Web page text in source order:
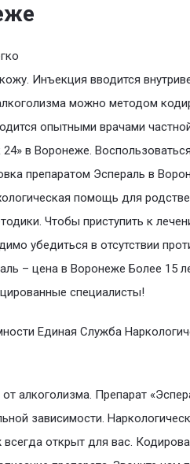
Инъекция вводится
можно методом
опытными врачами
в Воронеже.
препаратом Эспераль в
помощь для
Чтобы приступить к
убедиться в отсутствии
– цена в Воронеже Более 15
специалисты!
Единая Служба
алкоголизма. Препарат
зависимости.
открыт для вас.